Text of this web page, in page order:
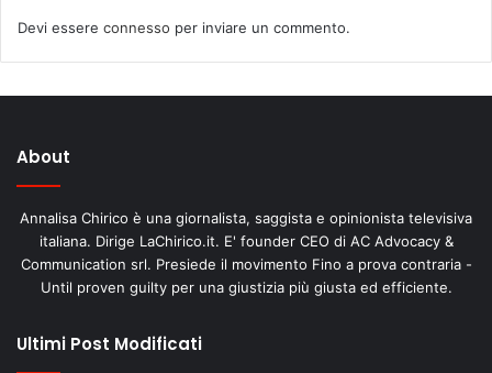
Devi essere connesso per inviare un commento.
About
Annalisa Chirico è una giornalista, saggista e opinionista televisiva
italiana. Dirige LaChirico.it. E' founder CEO di AC Advocacy &
Communication srl. Presiede il movimento Fino a prova contraria -
Until proven guilty per una giustizia più giusta ed efficiente.
Ultimi Post Modificati